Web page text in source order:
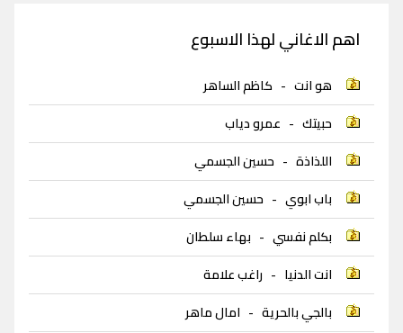
اهم الاغاني لهذا الاسبوع
هو انت - كاظم الساهر
حبيتك - عمرو دياب
اللذاذة - حسين الجسمي
باب ابوي - حسين الجسمي
بكلم نفسي - بهاء سلطان
انت الدنيا - راغب علامة
بالجي بالحرية - امال ماهر